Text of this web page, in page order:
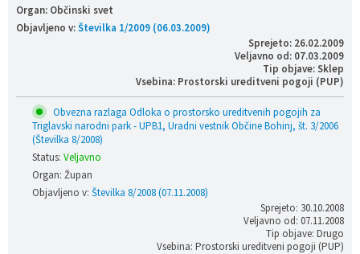
Organ: Občinski svet
Objavljeno v:Številka 1/2009 (06.03.2009)
Sprejeto: 26.02.2009
Veljavno od: 07.03.2009
Tip objave: Sklep
Vsebina: Prostorski ureditveni pogoji (PUP)
Obvezna razlaga Odloka o prostorsko ureditvenih pogojih za
Triglavski narodni park - UPB1, Uradni vestnik Občine Bohinj, št. 3/2006
(Številka 8/2008)
Status: Veljavno
Organ: Župan
Objavljeno v: Številka 8/2008 (07.11.2008)
Sprejeto: 30.10.2008
Veljavno od: 07.11.2008
Tip objave: Drugo
Vsebina: Prostorski ureditveni pogoji (PUP)